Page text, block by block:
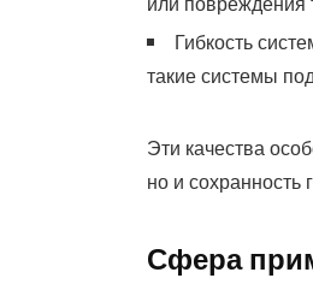
Гибкость
такие системы
Эти качества
но и сохранность
Сфера